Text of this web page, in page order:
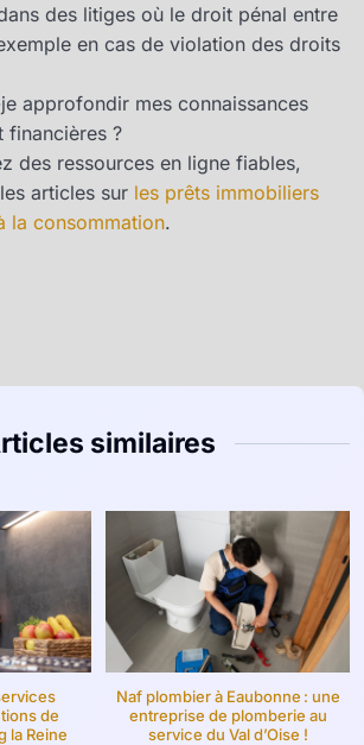
des litiges où le droit pénal entre
en cas de violation des droits
approfondir mes connaissances
financières ?
des ressources en ligne fiables,
articles sur les prêts immobiliers
la consommation.
similaires
de
la Reine
Naf plombier à Eaubonne : une
entreprise de plomberie au
service du Val d’Oise !